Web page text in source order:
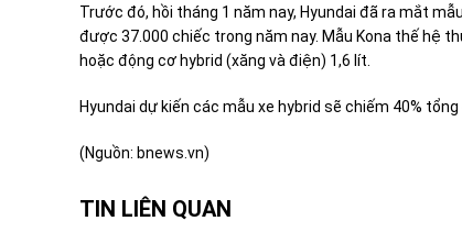
Trước đó, hồi tháng 1 năm nay, Hyundai đã ra mắt
được 37.000 chiếc trong năm nay. Mẫu Kona thế hệ
hoặc động cơ hybrid (xăng và điện) 1,6 lít.
Hyundai dự kiến các mẫu xe hybrid sẽ chiếm 40%
(Nguồn: bnews.vn)
TIN LIÊN QUAN